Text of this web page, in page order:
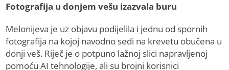
Fotografija u donjem vešu izazvala buru
Melonijeva je uz objavu podijelila i jednu od spornih
fotografija na kojoj navodno sedi na krevetu obučena u
donji veš. Riječ je o potpuno lažnoj slici napravljenoj
pomoću AI tehnologije, ali su brojni korisnici